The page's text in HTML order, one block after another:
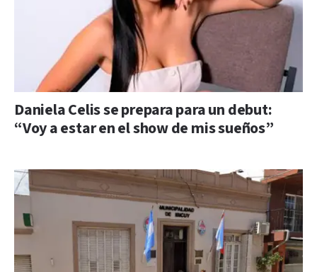
Daniela Celis se prepara para un debut:
“Voy a estar en el show de mis sueños”